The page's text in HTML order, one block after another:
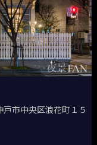
戸市中央区浪花町１５